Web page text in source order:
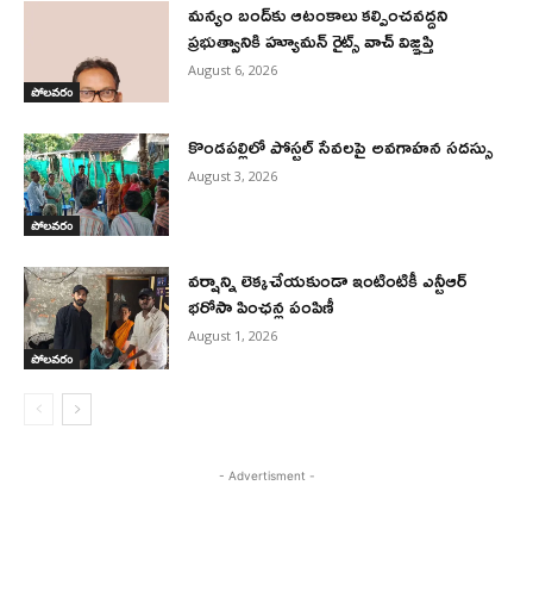
పోలవరం
మన్యం బంద్‌కు ఆటంకాలు కల్పించవద్దని
ప్రభుత్వానికి హ్యూమన్ రైట్స్ వాచ్ విజ్ఞప్తి
August 6, 2026
పోలవరం
కొండపల్లిలో పోస్టల్ సేవలపై అవగాహన సదస్సు
August 3, 2026
పోలవరం
వర్షాన్ని లెక్కచేయకుండా ఇంటింటికీ ఎన్టీఆర్
భరోసా పింఛన్ల పంపిణీ
August 1, 2026
- Advertisment -